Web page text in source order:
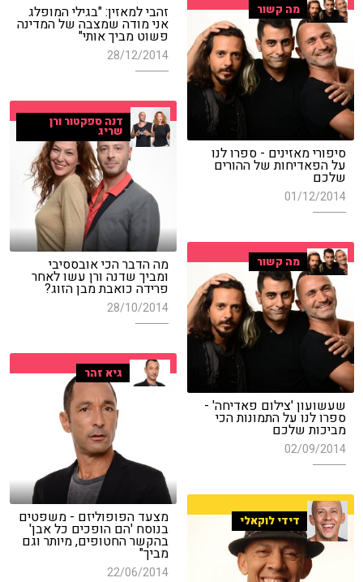
זהבי למאזין: "בגילי המופלג
אני מודה שמצבה של המדינה
פשוט מביך אותי"
28/12/2014
מה קשור
סיפורי מאזינים - ספרו לנו
על הפאדיחות של ההורים
שלכם
01/12/2014
דנה ספקטור ורן
שריג
מה הדבר הכי אובססיבי
ומביך שדנה ורן עשו לאחר
פרידה כואבת מבן הזוג?
28/10/2014
מה קשור
שעשועון 'צילום פאדיחה' -
ספרו לנו על התמונות הכי
מביכות שלכם
02/09/2014
גיא זהר
מצעד הפופוליזם - משפטים
בנוסח 'הם הופכים כל אבן'
בהקשר החטופים, מיותר וגם
מביך"
22/06/2014
דידי לוקאלי